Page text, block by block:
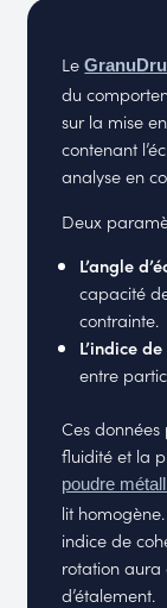
Le
du
sur la mise
contenant
analyse en
Deux
L’angle
capacité
contrainte.
L’indice
entre
Ces
fluidité et la
poudre
lit
indice de
rotation
d’étalement.